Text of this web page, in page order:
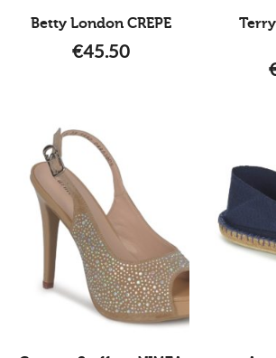
Betty London CREPE
€45.50